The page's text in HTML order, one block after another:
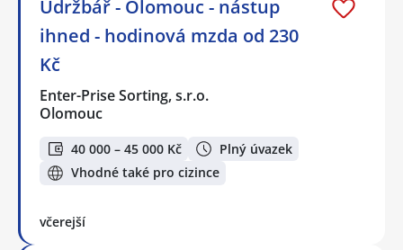
Údržbář - Olomouc - nástup
ihned - hodinová mzda od 230
Kč
Enter-Prise Sorting, s.r.o.
Olomouc
40 000 – 45 000 Kč
Plný úvazek
Vhodné také pro cizince
včerejší